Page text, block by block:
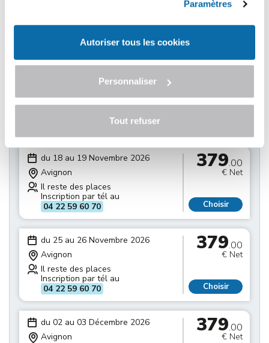
Autoriser tous les cookies", vous
Paramètres
Autoriser tous les cookies
Personnaliser
Tout refuser
Il reste des places
04 22 59 60 70
€ Net
du 11 au 12 Novembre 2026
Il reste des places
du 18 au 19 Novembre 2026
Avignon
Il reste des places
Inscription par tél au
04 22 59 60 70
379.00
€ Net
Choisir
du 25 au 26 Novembre 2026
Avignon
Il reste des places
Inscription par tél au
04 22 59 60 70
379.00
€ Net
Choisir
du 02 au 03 Décembre 2026
Avignon
379.00
€ Net